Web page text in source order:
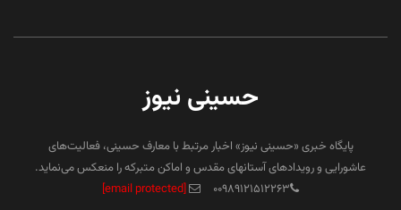
حسینی نیوز
پایگاه خبری «حسینی نیوز» اخبار مرتبط با معارف حسینی، فعالیت‌های
عاشورایی و رویدادهای آستانهای مقدس و اماکن متبرکه را منعکس می‌نماید.
۰۰۹۸۹۱۲۱۵۱۲۲۶۳
[email protected]